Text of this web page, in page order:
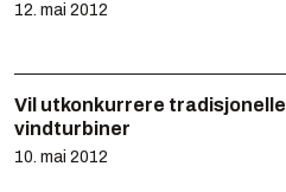
12. mai 2012
Vil utkonkurrere tradisjonelle
vindturbiner
10. mai 2012